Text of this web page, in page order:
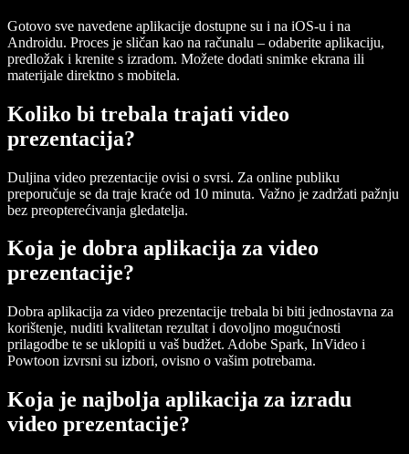
Gotovo sve navedene aplikacije dostupne su i na iOS-u i na
Androidu. Proces je sličan kao na računalu – odaberite aplikaciju,
predložak i krenite s izradom. Možete dodati snimke ekrana ili
materijale direktno s mobitela.
Koliko bi trebala trajati video
prezentacija?
Duljina video prezentacije ovisi o svrsi. Za online publiku
preporučuje se da traje kraće od 10 minuta. Važno je zadržati pažnju
bez preopterećivanja gledatelja.
Koja je dobra aplikacija za video
prezentacije?
Dobra aplikacija za video prezentacije trebala bi biti jednostavna za
korištenje, nuditi kvalitetan rezultat i dovoljno mogućnosti
prilagodbe te se uklopiti u vaš budžet. Adobe Spark, InVideo i
Powtoon izvrsni su izbori, ovisno o vašim potrebama.
Koja je najbolja aplikacija za izradu
video prezentacije?